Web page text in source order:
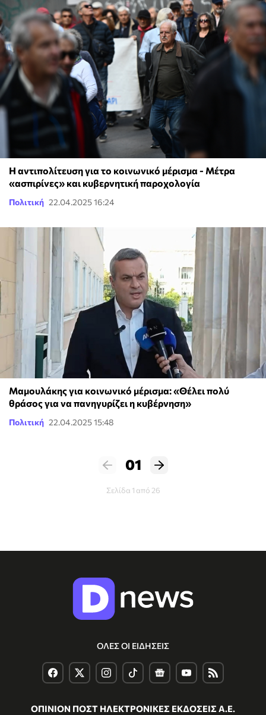
Η αντιπολίτευση για το κοινωνικό μέρισμα - Μέτρα
«ασπιρίνες» και κυβερνητική παροχολογία
Πολιτική 22.04.2025 16:24
Μαμουλάκης για κοινωνικό μέρισμα: «Θέλει πολύ
θράσος για να πανηγυρίζει η κυβέρνηση»
Πολιτική 22.04.2025 15:48
01
Σελίδα 1 από 26
ΟΛΕΣ ΟΙ ΕΙΔΗΣΕΙΣ
ΟΠΙΝΙΟΝ ΠΟΣΤ ΗΛΕΚΤΡΟΝΙΚΕΣ ΕΚΔΟΣΕΙΣ Α.Ε.